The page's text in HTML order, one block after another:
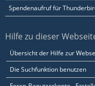
Spendenaufruf für
Hilfe zu dieser
Übersicht der Hilfe zur
Die Suchfunktion benutzen